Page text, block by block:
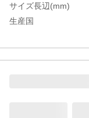
サイズ長辺(mm)
生産国
材質1